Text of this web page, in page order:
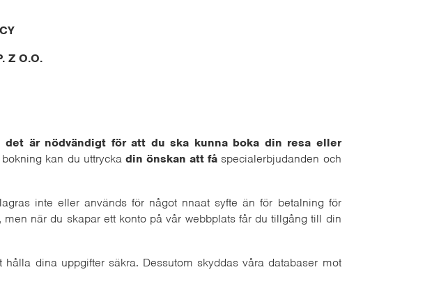
Z O.O.
är nödvändigt för att du ska kunna boka din resa eller
kan du uttrycka din önskan att få specialerbjudanden och
inte eller används för något nnaat syfte än för betalning för
, men när du skapar ett konto på vår webbplats får du tillgång till din
dina uppgifter säkra. Dessutom skyddas våra databaser mot